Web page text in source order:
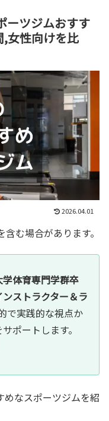
ーツジムおすす
女性向けを比
2026.04.01
む場合があります。
学体育専門学群卒
ストラクター＆ラ
で実践的な視点か
ポートします。
めなスポーツジムを紹